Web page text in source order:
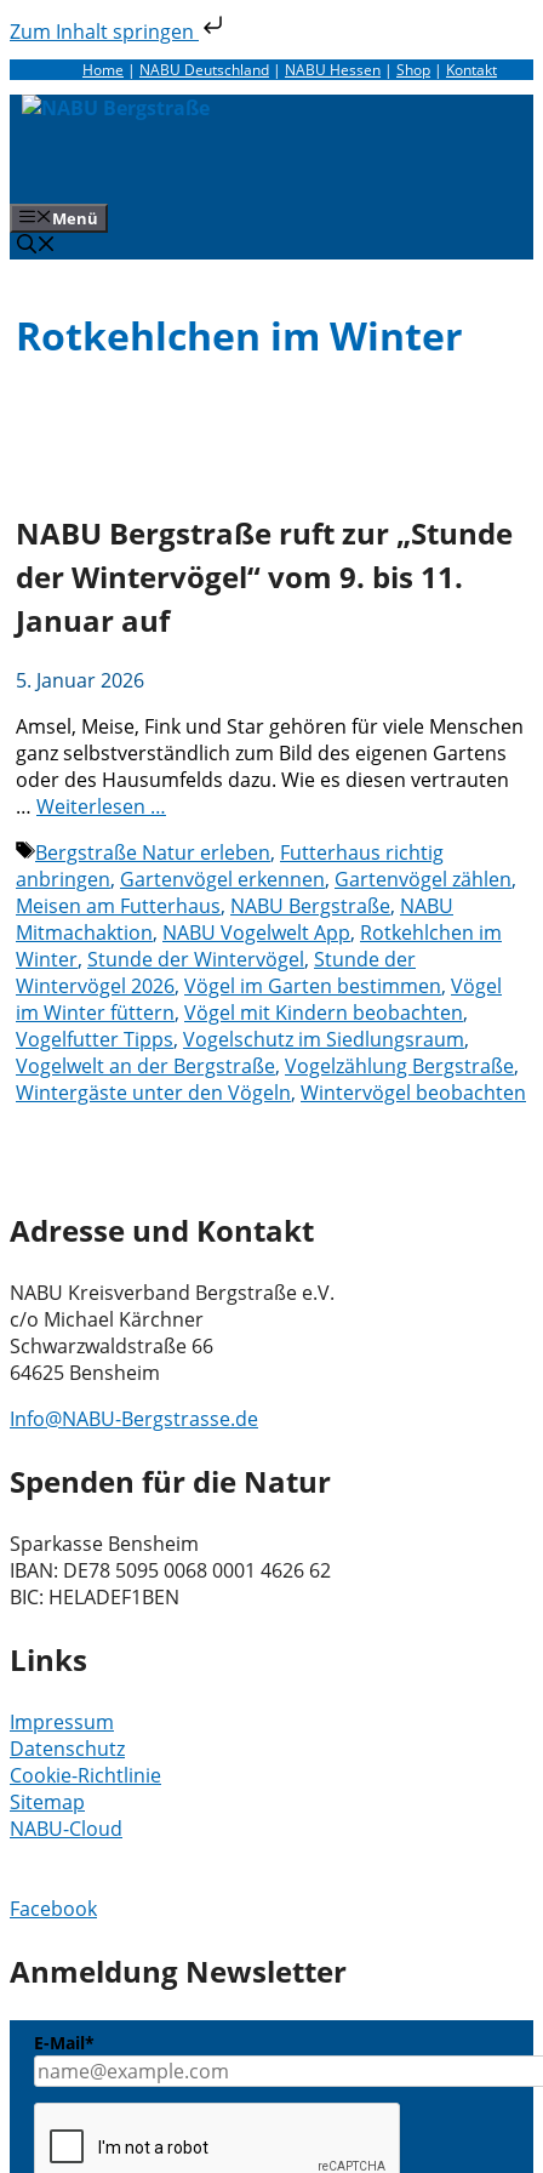
Zum Inhalt springen
Zum
Inhalt
springen
Home | NABU Deutschland | NABU Hessen | Shop | Kontakt
Menü
Rotkehlchen im Winter
NABU Bergstraße ruft zur „Stunde
der Wintervögel“ vom 9. bis 11.
Januar auf
5. Januar 2026
Amsel, Meise, Fink und Star gehören für viele Menschen
ganz selbstverständlich zum Bild des eigenen Gartens
oder des Hausumfelds dazu. Wie es diesen vertrauten
… Weiterlesen …
Schlagwörter
Bergstraße Natur erleben, Futterhaus richtig
anbringen, Gartenvögel erkennen, Gartenvögel zählen,
Meisen am Futterhaus, NABU Bergstraße, NABU
Mitmachaktion, NABU Vogelwelt App, Rotkehlchen im
Winter, Stunde der Wintervögel, Stunde der
Wintervögel 2026, Vögel im Garten bestimmen, Vögel
im Winter füttern, Vögel mit Kindern beobachten,
Vogelfutter Tipps, Vogelschutz im Siedlungsraum,
Vogelwelt an der Bergstraße, Vogelzählung Bergstraße,
Wintergäste unter den Vögeln, Wintervögel beobachten
Adresse und Kontakt
NABU Kreisverband Bergstraße e.V.
c/o Michael Kärchner
Schwarzwaldstraße 66
64625 Bensheim
Info@NABU-Bergstrasse.de
Spenden für die Natur
Sparkasse Bensheim
IBAN: DE78 5095 0068 0001 4626 62
BIC: HELADEF1BEN
Links
Impressum
Datenschutz
Cookie-Richtlinie
Sitemap
NABU-Cloud
Facebook
Anmeldung Newsletter
E-Mail*